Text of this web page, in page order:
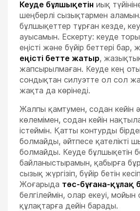
Кеуде бұлшықетін иық
шеңберлі сызықтармен
бұлшықеттер тұрған кезде,
ауысамын. Ескерту: кеуде
еңісті және бүйір беттері бар,
еңісті бетте жатыр,
жапсырылмаған. Кеуде кең
сондықтан силуэтте ол сол
жақта да көрінеді.
Жалпы қамтумен, содан кейін
көлемімен, содан кейін
істеймін. Қатты контурды
болмайды, әйтпесе қателікті
болмайды. Кеуде бұлшықетін
байланыстырамын, қабырға
сызық жүргізіп, бүйір бетін
Жоғарыда төс-бұғана-құлақ
белгілеймін, олар екеуі,
құлақтарға дейін барады.